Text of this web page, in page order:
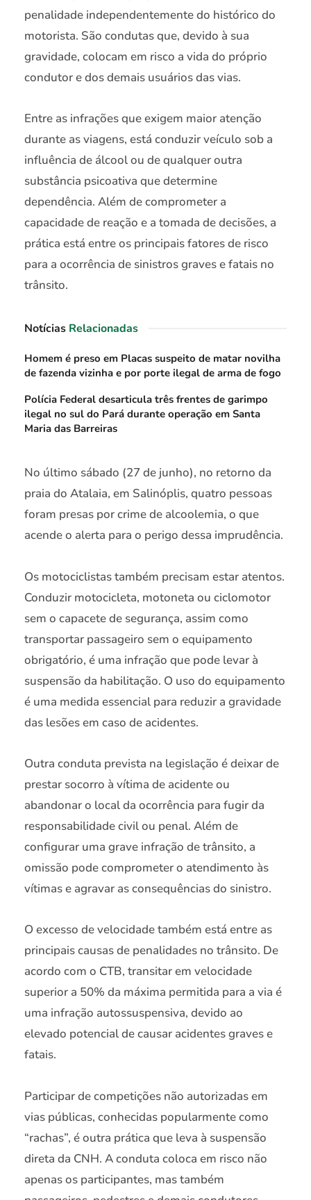
penalidade independentemente do histórico do
motorista. São condutas que, devido à sua
gravidade, colocam em risco a vida do próprio
condutor e dos demais usuários das vias.
Entre as infrações que exigem maior atenção
durante as viagens, está conduzir veículo sob a
influência de álcool ou de qualquer outra
substância psicoativa que determine
dependência. Além de comprometer a
capacidade de reação e a tomada de decisões, a
prática está entre os principais fatores de risco
para a ocorrência de sinistros graves e fatais no
trânsito.
Notícias Relacionadas
Homem é preso em Placas suspeito de matar novilha
de fazenda vizinha e por porte ilegal de arma de fogo
Polícia Federal desarticula três frentes de garimpo
ilegal no sul do Pará durante operação em Santa
Maria das Barreiras
No último sábado (27 de junho), no retorno da
praia do Atalaia, em Salinóplis, quatro pessoas
foram presas por crime de alcoolemia, o que
acende o alerta para o perigo dessa imprudência.
Os motociclistas também precisam estar atentos.
Conduzir motocicleta, motoneta ou ciclomotor
sem o capacete de segurança, assim como
transportar passageiro sem o equipamento
obrigatório, é uma infração que pode levar à
suspensão da habilitação. O uso do equipamento
é uma medida essencial para reduzir a gravidade
das lesões em caso de acidentes.
Outra conduta prevista na legislação é deixar de
prestar socorro à vítima de acidente ou
abandonar o local da ocorrência para fugir da
responsabilidade civil ou penal. Além de
configurar uma grave infração de trânsito, a
omissão pode comprometer o atendimento às
vítimas e agravar as consequências do sinistro.
O excesso de velocidade também está entre as
principais causas de penalidades no trânsito. De
acordo com o CTB, transitar em velocidade
superior a 50% da máxima permitida para a via é
uma infração autossuspensiva, devido ao
elevado potencial de causar acidentes graves e
fatais.
Participar de competições não autorizadas em
vias públicas, conhecidas popularmente como
“rachas”, é outra prática que leva à suspensão
direta da CNH. A conduta coloca em risco não
apenas os participantes, mas também